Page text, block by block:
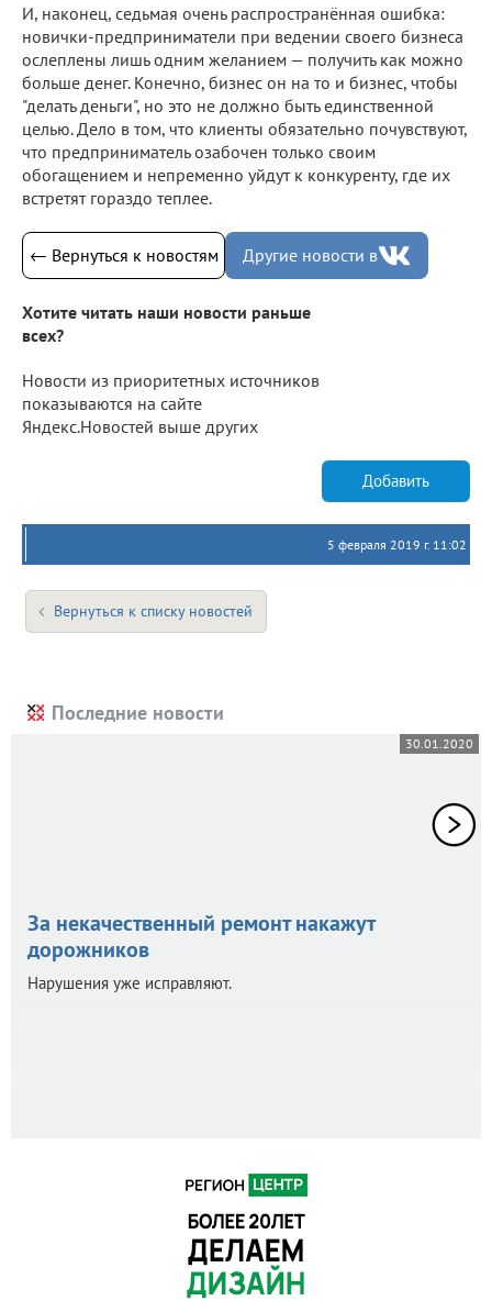
И, наконец, седьмая очень распространённая ошибка:
новички-предприниматели при ведении своего бизнеса
ослеплены лишь одним желанием — получить как можно
больше денег. Конечно, бизнес он на то и бизнес, чтобы
"делать деньги", но это не должно быть единственной
целью. Дело в том, что клиенты обязательно почувствуют,
что предприниматель озабочен только своим
обогащением и непременно уйдут к конкуренту, где их
встретят гораздо теплее.
← Вернуться к новостям Другие новости в
Хотите читать наши новости раньше
всех?
Новости из приоритетных источников
показываются на сайте
Яндекс.Новостей выше других
Добавить
5 февраля 2019 г. 11:02
Вернуться к списку новостей
Последние новости
30.01.2020
За некачественный ремонт накажут
дорожников
Нарушения уже исправляют.